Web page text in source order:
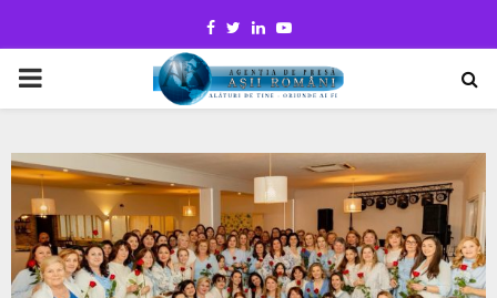
Facebook
TwitterLinkedinYoutube
PRIMARY